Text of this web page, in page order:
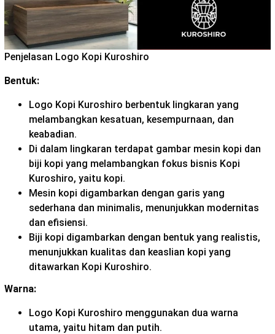
Penjelasan Logo Kopi Kuroshiro
Bentuk:
Logo Kopi Kuroshiro berbentuk lingkaran yang
melambangkan kesatuan, kesempurnaan, dan
keabadian.
Di dalam lingkaran terdapat gambar mesin kopi dan
biji kopi yang melambangkan fokus bisnis Kopi
Kuroshiro, yaitu kopi.
Mesin kopi digambarkan dengan garis yang
sederhana dan minimalis, menunjukkan modernitas
dan efisiensi.
Biji kopi digambarkan dengan bentuk yang realistis,
menunjukkan kualitas dan keaslian kopi yang
ditawarkan Kopi Kuroshiro.
Warna:
Logo Kopi Kuroshiro menggunakan dua warna
utama, yaitu hitam dan putih.